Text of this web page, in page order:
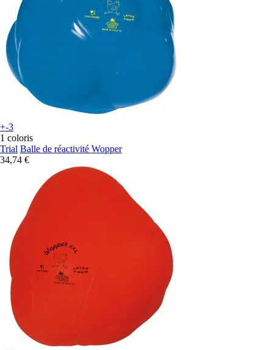
+-3
1 coloris
Trial Balle de réactivité Wopper
34,74 €